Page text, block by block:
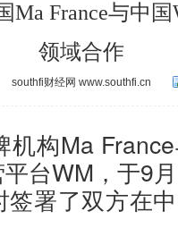
Ma France与中
领域合作
southfi财经网 www.southfi.cn
机构Ma
台WM，于9
署了双方在